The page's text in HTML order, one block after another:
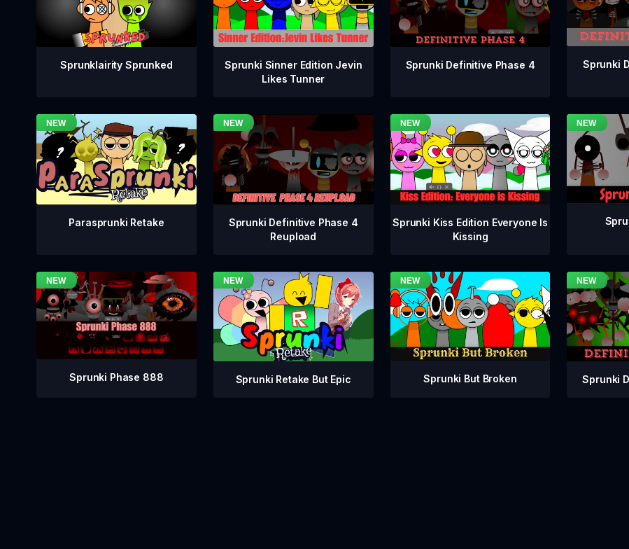
Sprunklairity Sprunked
Sprunki Sinner Edition Jevin
Likes Tunner
Sprunki Definitive Phase 4 Sprunki
Parasprunki Retake
Sprunki Definitive Phase 4
Reupload
Sprunki Kiss Edition Everyone Is
Kissing
Sprunki Phase 888 Sprunki Retake But Epic Sprunki But Broken Sprunki